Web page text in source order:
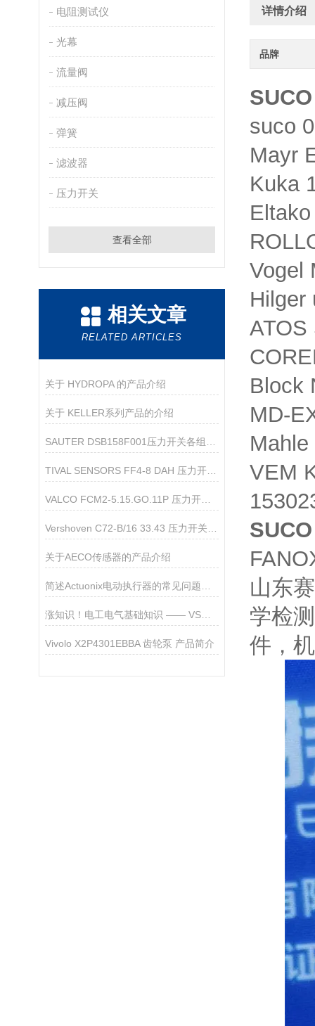
电阻测试仪
光幕
流量阀
减压阀
弹簧
滤波器
压力开关
查看全部
相关文章
RELATED ARTICLES
关于 HYDROPA 的产品介绍
关于 KELLER系列产品的介绍
TIVAL SENSORS FF4-8 DAH 压力开关 产品介绍
VALCO FCM2-5.15.GO.11P 压力开关 产品资料
关于AECO传感器的产品介绍
涨知识！电工电气基础知识 —— VSM-1马牌测量初始张力仪
Vivolo X2P4301EBBA 齿轮泵 产品简介
详情介绍
品牌
suco
Mayr
Kuka
Vogel
Hilger
ATOS
Block
MD-
VEM
山东
学检
件，